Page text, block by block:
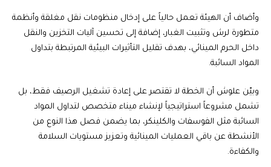
وأضاف أن الهيئة تعمل حالياً على إدخال منظومات نقل مغلقة وأنظمة
متطورة لرش وتثبيت الغبار، إضافة إلى تحسين آليات التخزين والنقل
داخل الحرم المينائي، بهدف تقليل التأثيرات البيئية المرتبطة بتداول
المواد السائبة.
وبيّن علوش أن الخطة لا تقتصر على إعادة تشغيل الرصيف فقط، بل
تشمل مشروعاً استراتيجياً لإنشاء ميناء متخصص لتداول المواد
السائبة مثل الفوسفات والكلينكر، بما يضمن فصل هذا النوع من
الأنشطة عن باقي العمليات المينائية وتعزيز مستويات السلامة
والكفاءة.